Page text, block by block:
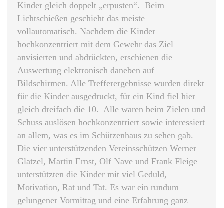
Kinder gleich doppelt „erpusten“. Beim
Lichtschießen geschieht das meiste
vollautomatisch. Nachdem die Kinder
hochkonzentriert mit dem Gewehr das Ziel
anvisierten und abdrückten, erschienen die
Auswertung elektronisch daneben auf
Bildschirmen. Alle Trefferergebnisse wurden direkt
für die Kinder ausgedruckt, für ein Kind fiel hier
gleich dreifach die 10. Alle waren beim Zielen und
Schuss auslösen hochkonzentriert sowie interessiert
an allem, was es im Schützenhaus zu sehen gab.
Die vier unterstützenden Vereinsschützen Werner
Glatzel, Martin Ernst, Olf Nave und Frank Fleige
unterstützten die Kinder mit viel Geduld,
Motivation, Rat und Tat. Es war ein rundum
gelungener Vormittag und eine Erfahrung ganz